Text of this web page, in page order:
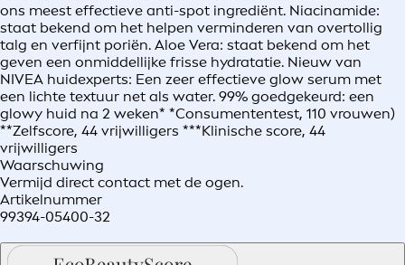
ons meest effectieve anti-spot ingrediënt. Niacinamide:
staat bekend om het helpen verminderen van overtollig
talg en verfijnt poriën. Aloe Vera: staat bekend om het
geven een onmiddellijke frisse hydratatie. Nieuw van
NIVEA huidexperts: Een zeer effectieve glow serum met
een lichte textuur net als water. 99% goedgekeurd: een
glowy huid na 2 weken* *Consumententest, 110 vrouwen)
**Zelfscore, 44 vrijwilligers ***Klinische score, 44
vrijwilligers
Waarschuwing
Vermijd direct contact met de ogen.
Artikelnummer
99394-05400-32